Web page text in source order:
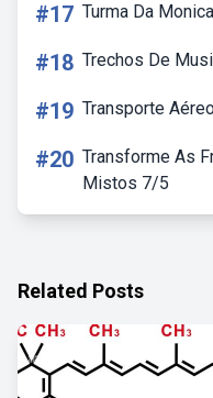
#17 Turma Da
#18 Trechos De
#19 Transporte
#20 Transforme As
Mistos 7/5
Related Posts